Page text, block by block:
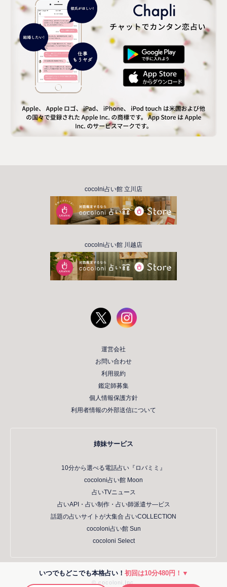
いつでもどこでも本格占い！ 初回は10分480円！▼
cocolni占い館 立川店
cocolni占い館 川越店
運営会社
お問い合わせ
利用規約
鑑定師募集
個人情報保護方針
利用者情報の外部送信について
姉妹サービス
10分から選べる電話占い『ロバミミ』
cocoloni占い館 Moon
占いTVニュース
占いAPI・占い制作・占い師派遣サ―ビス
話題の占いサイトが大集合 占いCOLLECTION
cocoloni占い館 Sun
cocoloni Select
© cocoloni,Inc.